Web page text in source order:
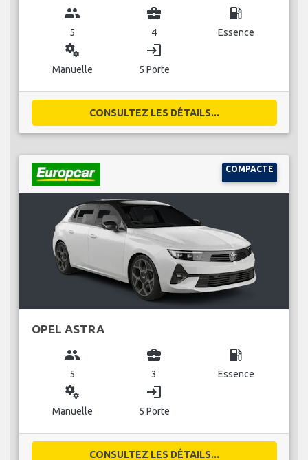
group
5
business_center
4
local_gas_station
Essence
miscellaneous_services
Manuelle
login
5 Porte
CONSULTEZ LES DÉTAILS...
COMPACTE
OPEL ASTRA
group
5
business_center
3
local_gas_station
Essence
miscellaneous_services
Manuelle
login
5 Porte
CONSULTEZ LES DÉTAILS...